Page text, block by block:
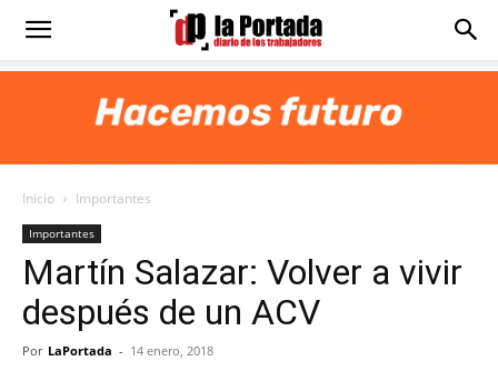
Diario
Portada
Inicio Importantes
Importantes
Martín Salazar: Volver a vivir
después de un ACV
Por LaPortada - 14 enero, 2018